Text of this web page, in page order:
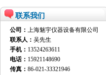
联系我们
公司： 上海魅宇仪器设备有限公司
联系人： 吴先生
手机： 13524263611
电话： 15921148690
传真： 86-021-33321946